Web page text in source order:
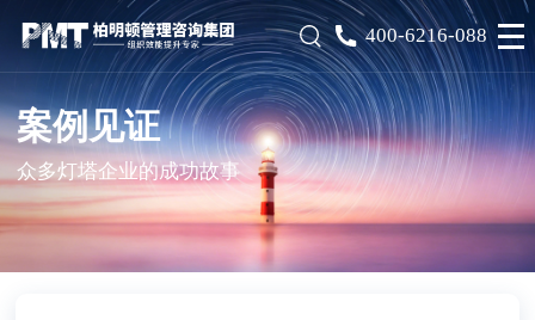
400-6216-088
案例见证
众多灯塔企业的成功故事